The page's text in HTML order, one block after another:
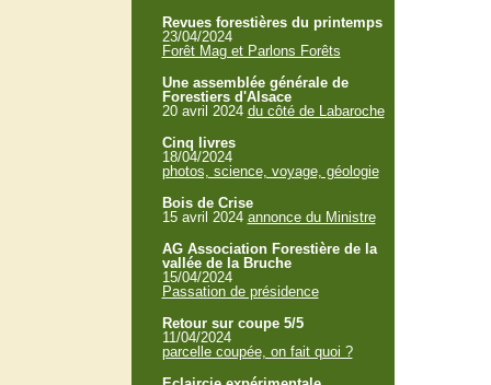
Revues forestières du printemps
23/04/2024
Forêt Mag et Parlons Forêts
Une assemblée générale de
Forestiers d'Alsace
20 avril 2024 du côté de Labaroche
Cinq livres
18/04/2024
photos, science, voyage, géologie
Bois de Crise
15 avril 2024 annonce du Ministre
AG Association Forestière de la
vallée de la Bruche
15/04/2024
Passation de présidence
Retour sur coupe 5/5
11/04/2024
parcelle coupée, on fait quoi ?